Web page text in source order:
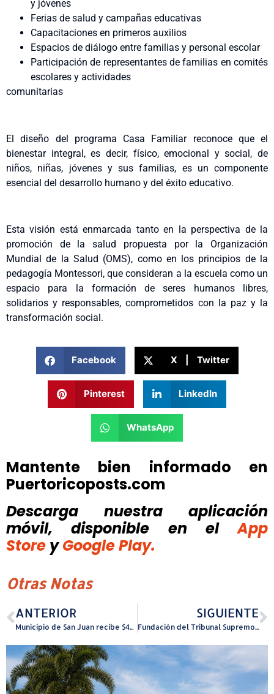
y jóvenes
Ferias de salud y campañas educativas
Capacitaciones en primeros auxilios
Espacios de diálogo entre familias y personal escolar
Participación de representantes de familias en comités
escolares y actividades
comunitarias
El diseño del programa Casa Familiar reconoce que el
bienestar integral, es decir, físico, emocional y social, de
niños, niñas, jóvenes y sus familias, es un componente
esencial del desarrollo humano y del éxito educativo.
Esta visión está enmarcada tanto en la perspectiva de la
promoción de la salud propuesta por la Organización
Mundial de la Salud (OMS), como en los principios de la
pedagogía Montessori, que consideran a la escuela como un
espacio para la formación de seres humanos libres,
solidarios y responsables, comprometidos con la paz y la
transformación social.
Facebook X | Twitter
Pinterest LinkedIn
WhatsApp
Mantente bien informado en
Puertoricoposts.com
Descarga nuestra aplicación
móvil, disponible
en el
App
Store y Google Play.
Otras Notas
ANTERIOR
Municipio de San Juan recibe $42,076 en fondos federales para la preservación de colecciones del Museo de San Juan
SIGUIENTE
Fundación del Tribunal Supremo de Puerto Rico y Escuela de Derecho de la UPR anuncian primera conferencia sobre Inteligencia Artificial y Estado de Derecho en Puerto Rico